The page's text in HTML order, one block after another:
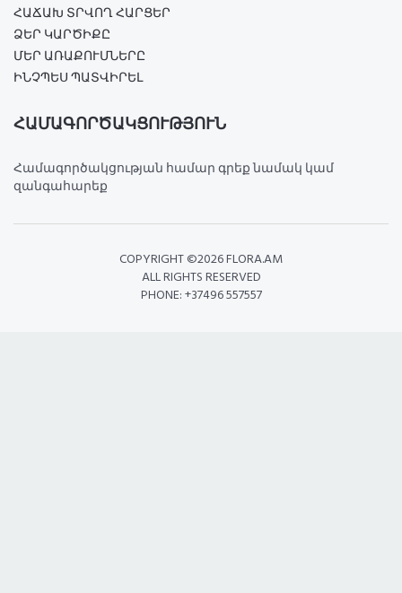
ՀԱՃԱԽ ՏՐՎՈՂ ՀԱՐՑԵՐ
ՁԵՐ ԿԱՐԾԻՔԸ
ՄԵՐ ԱՌԱՔՈՒՄՆԵՐԸ
ԻՆՉՊԵՍ ՊԱՏՎԻՐԵԼ
ՀԱՄԱԳՈՐԾԱԿՑՈՒԹՅՈՒՆ
Համագործակցության համար գրեք նամակ կամ
զանգահարեք
COPYRIGHT ©2026 FLORA.AM
ALL RIGHTS RESERVED
PHONE: +37496 557557